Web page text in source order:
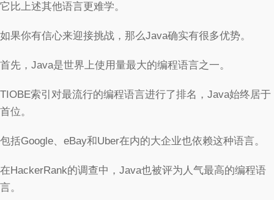
它比上述其他语言更难学。
如果你有信心来迎接挑战，那么Java确实有很多优势。
首先，Java是世界上使用量最大的编程语言之一。
TIOBE索引对最流行的编程语言进行了排名，Java始终居于
首位。
包括Google、eBay和Uber在内的大企业也依赖这种语言。
在HackerRank的调查中，Java也被评为人气最高的编程语
言。